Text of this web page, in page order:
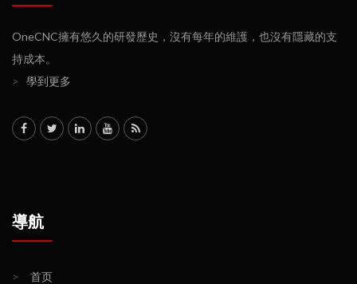
OneCNC擁有悠久的研發歷史，沒有每年的維護，也沒有隱藏的支
持成本。
>
學到更多
導航
> 首页